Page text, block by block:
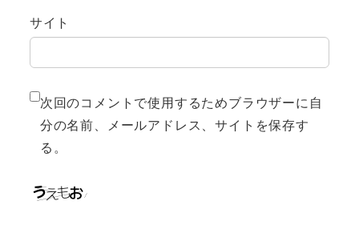
サイト
次回のコメントで使用するためブラウザーに自
分の名前、メールアドレス、サイトを保存す
る。